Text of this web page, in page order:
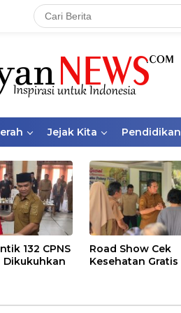
Jejak Kita Pendidikan
132 CPNS
Dikukuhkan
Road Show Cek
Kesehatan Gratis